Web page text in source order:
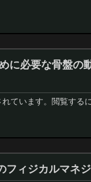
に必要な骨盤
ています。閲覧する
フィジカルマネ